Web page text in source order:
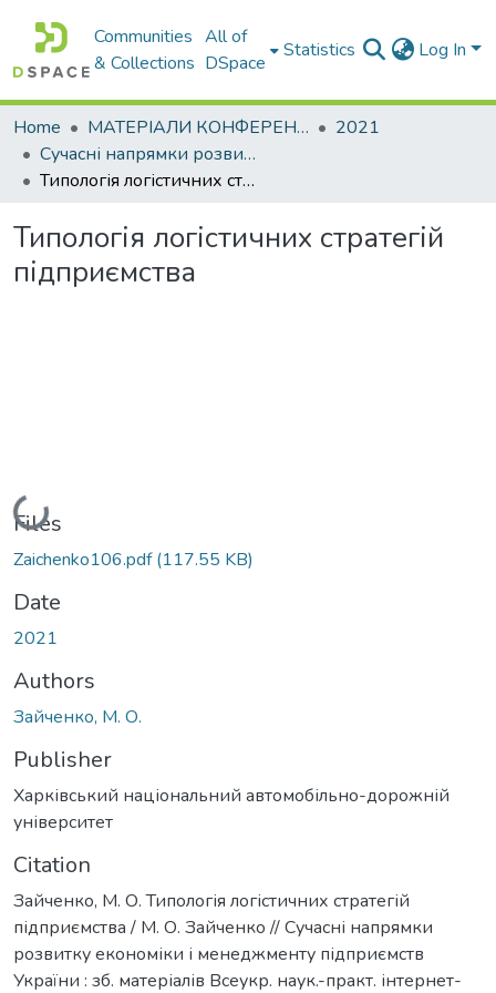
Communities
& Collections
All of
DSpace
Statistics Log In
Home МАТЕРІАЛИ КОНФЕРЕНЦІЙ
2021
Сучасні напрямки розвитку економіки і менеджменту підприємств України
Типологія логістичних стратегій підприємства
Типологія логістичних стратегій
підприємства
Loading...
Files
Zaichenko106.pdf(117.55 KB)
Date
2021
Authors
Зайченко, М. О.
Publisher
Харківський національний автомобільно-дорожній
університет
Citation
Зайченко, М. О. Типологія логістичних стратегій
підприємства / М. О. Зайченко // Сучасні напрямки
розвитку економіки і менеджменту підприємств
України : зб. матеріалів Всеукр. наук.-практ. інтернет-